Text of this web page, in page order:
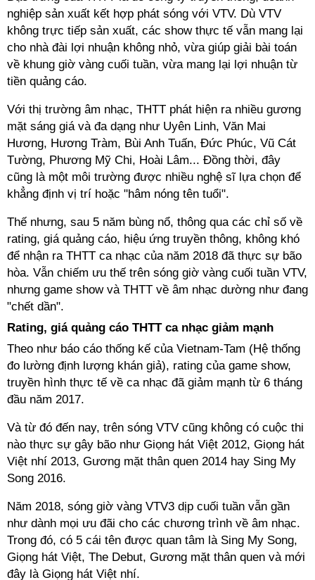
nghiệp sản xuất kết hợp phát sóng với VTV. Dù VTV
không trực tiếp sản xuất, các show thực tế vẫn mang lại
cho nhà đài lợi nhuận không nhỏ, vừa giúp giải bài toán
về khung giờ vàng cuối tuần, vừa mang lại lợi nhuận từ
tiền quảng cáo.
Với thị trường âm nhạc, THTT phát hiện ra nhiều gương
mặt sáng giá và đa dạng như Uyên Linh, Văn Mai
Hương, Hương Tràm, Bùi Anh Tuấn, Đức Phúc, Vũ Cát
Tường, Phương Mỹ Chi, Hoài Lâm... Đồng thời, đây
cũng là một môi trường được nhiều nghệ sĩ lựa chọn để
khẳng định vị trí hoặc "hâm nóng tên tuổi".
Thế nhưng, sau 5 năm bùng nổ, thông qua các chỉ số về
rating, giá quảng cáo, hiệu ứng truyền thông, không khó
để nhận ra THTT ca nhạc của năm 2018 đã thực sự bão
hòa. Vẫn chiếm ưu thế trên sóng giờ vàng cuối tuần VTV,
nhưng game show và THTT về âm nhạc dường như đang
"chết dần".
Rating, giá quảng cáo THTT ca nhạc giảm mạnh
Theo như báo cáo thống kế của Vietnam-Tam (Hệ thống
đo lường định lượng khán giả), rating của game show,
truyền hình thực tế về ca nhạc đã giảm mạnh từ 6 tháng
đầu năm 2017.
Và từ đó đến nay, trên sóng VTV cũng không có cuộc thi
nào thực sự gây bão như Giọng hát Việt 2012, Giọng hát
Việt nhí 2013, Gương mặt thân quen 2014 hay Sing My
Song 2016.
Năm 2018, sóng giờ vàng VTV3 dịp cuối tuần vẫn gần
như dành mọi ưu đãi cho các chương trình về âm nhạc.
Trong đó, có 5 cái tên được quan tâm là Sing My Song,
Giọng hát Việt, The Debut, Gương mặt thân quen và mới
đây là Giọng hát Việt nhí.